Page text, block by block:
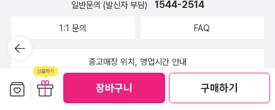
장바구니 구매하기
은 건강을 해치고, 피로를 유발하며,업무 성과까지 저해할 수 있다.의
식적으로 복식 호흡을 하고, 몸을 움직이며,자연 속을 걸어보면서 디
지털 무호흡증에서 벗어나자.운동을 오랫동안 재미있게 하는 데는 사
람의 힘이 필요하다.운동을 통해 회사에서 쉽게 만나지 못하는 다양
한 사람들과의네트워크 를 형성한다.멋진 폼 의 기본은 제대로 배운
깁니다. 최근에 저는 시스템에 제 몸을 맡겼습니다. 점핑핏이라고 육
각형의 트램플린 위에서 하는 운동인데요. 무념무상 가서 1시간 뛰고
와요. 빠지고 싶은 유혹이 있을 때마다 이 책의 출근길에 운동하는 저
자처럼 이미 있던 일정 앞에 운동을 넣어버립니다. 아침에 일어나서
운동복을 바로 입고 애들 등교하면서 같이 운동을 가버려요. 이 책에
뒤로가
기
일반문의 (발신자 부담) 1544-2514
1:1 문의 FAQ
중고매장 위치, 영업시간 안내